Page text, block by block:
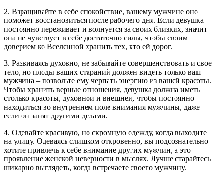
2. Взращивайте в себе спокойствие, вашему мужчине оно
поможет восстановиться после рабочего дня. Если девушка
постоянно переживает и волнуется за своих близких, значит
она не чувствует в себе достаточно силы, чтобы своим
доверием ко Вселенной хранить тех, кто ей дорог.
3. Развиваясь духовно, не забывайте совершенствовать и свое
тело, но плоды ваших стараний должен видеть только ваш
мужчина – позвольте ему черпать энергию из вашей красоты.
Чтобы хранить верные отношения, девушка должна иметь
столько красоты, духовной и внешней, чтобы постоянно
находиться во внутреннем поле внимания мужчины, даже
если он занят другими делами.
4. Одевайте красивую, но скромную одежду, когда выходите
на улицу. Одеваясь слишком откровенно, вы подсознательно
хотите привлечь к себе внимание других мужчин, а это
проявление женской неверности в мыслях. Лучше старайтесь
шикарно выглядеть, когда встречаете своего мужчину.